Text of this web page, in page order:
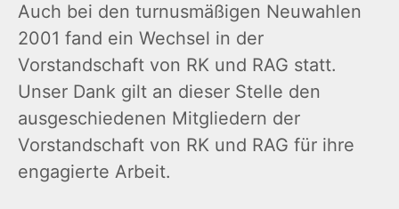
Auch bei den turnusmäßigen Neuwahlen
2001 fand ein Wechsel in der
Vorstandschaft von RK und RAG statt.
Unser Dank gilt an dieser Stelle den
ausgeschiedenen Mitgliedern der
Vorstandschaft von RK und RAG für ihre
engagierte Arbeit.